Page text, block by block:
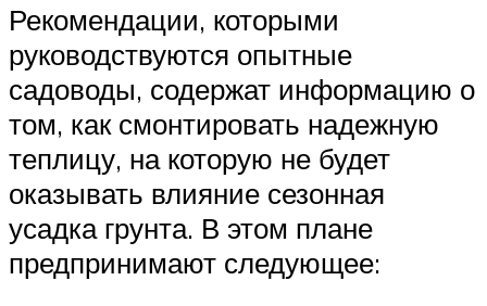
Рекомендации, которыми
руководствуются опытные
садоводы, содержат информацию о
том, как смонтировать надежную
теплицу, на которую не будет
оказывать влияние сезонная
усадка грунта. В этом плане
предпринимают следующее: